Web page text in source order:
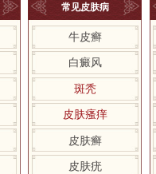
常见皮肤病
牛皮癣
白癜风
斑秃
皮肤瘙痒
皮肤癣
皮肤疣